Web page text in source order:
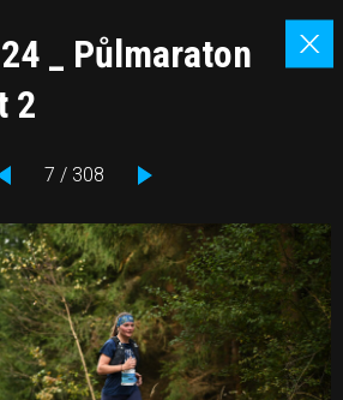
_ Půlmaraton
2
7 / 308